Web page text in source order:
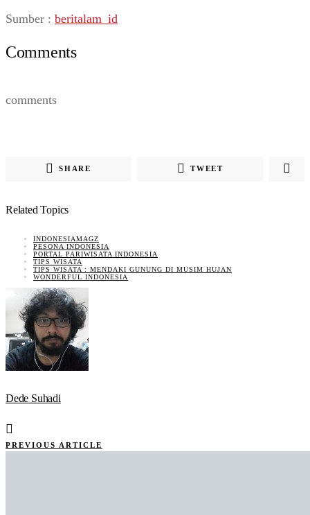
Sumber : beritalam_id
Comments
comments
SHARE TWEET
Related Topics
INDONESIAMAGZ
PESONA INDONESIA
PORTAL PARIWISATA INDONESIA
TIPS WISATA
TIPS WISATA : MENDAKI GUNUNG DI MUSIM HUJAN
WONDERFUL INDONESIA
Dede Suhadi
PREVIOUS ARTICLE